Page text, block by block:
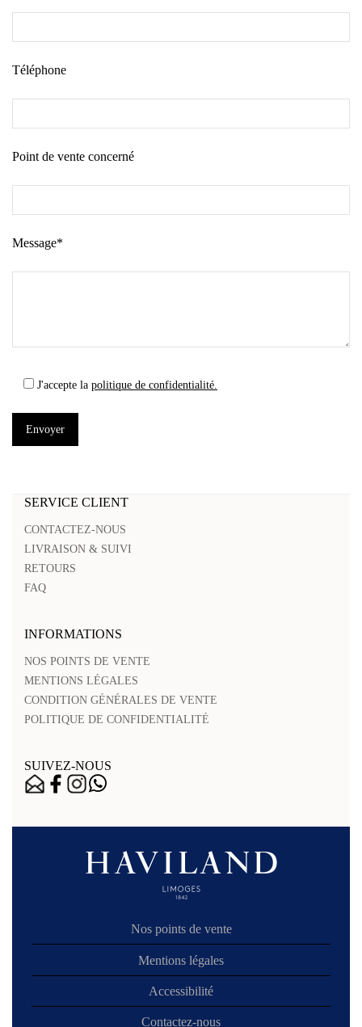
Téléphone
Point de vente concerné
Message*
J'accepte la politique de confidentialité.
SERVICE CLIENT
CONTACTEZ-NOUS
LIVRAISON & SUIVI
RETOURS
FAQ
INFORMATIONS
NOS POINTS DE VENTE
MENTIONS LÉGALES
CONDITION GÉNÉRALES DE VENTE
POLITIQUE DE CONFIDENTIALITÉ
SUIVEZ-NOUS
Nos points de vente
Mentions légales
Accessibilité
Contactez-nous